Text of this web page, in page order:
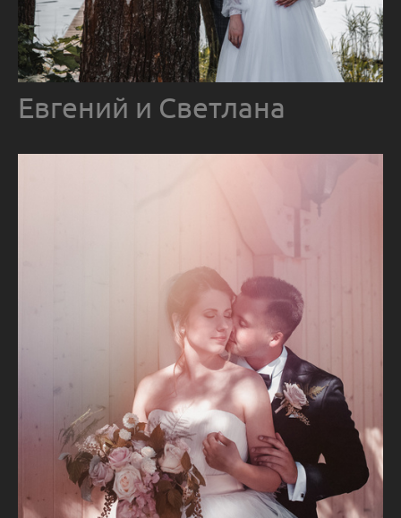
Евгений и Светлана